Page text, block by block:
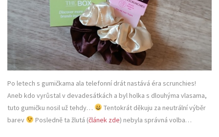
Po letech s gumičkama ala telefonní drát nastává éra scrunchies!
Aneb kdo vyrůstal v devadesátkách a byl holka s dlouhýma vlasama,
tuto gumičku nosil už tehdy…
Tentokrát děkuju za neutrální výběr
barev
Posledně ta žlutá (článek zde) nebyla správná volba…